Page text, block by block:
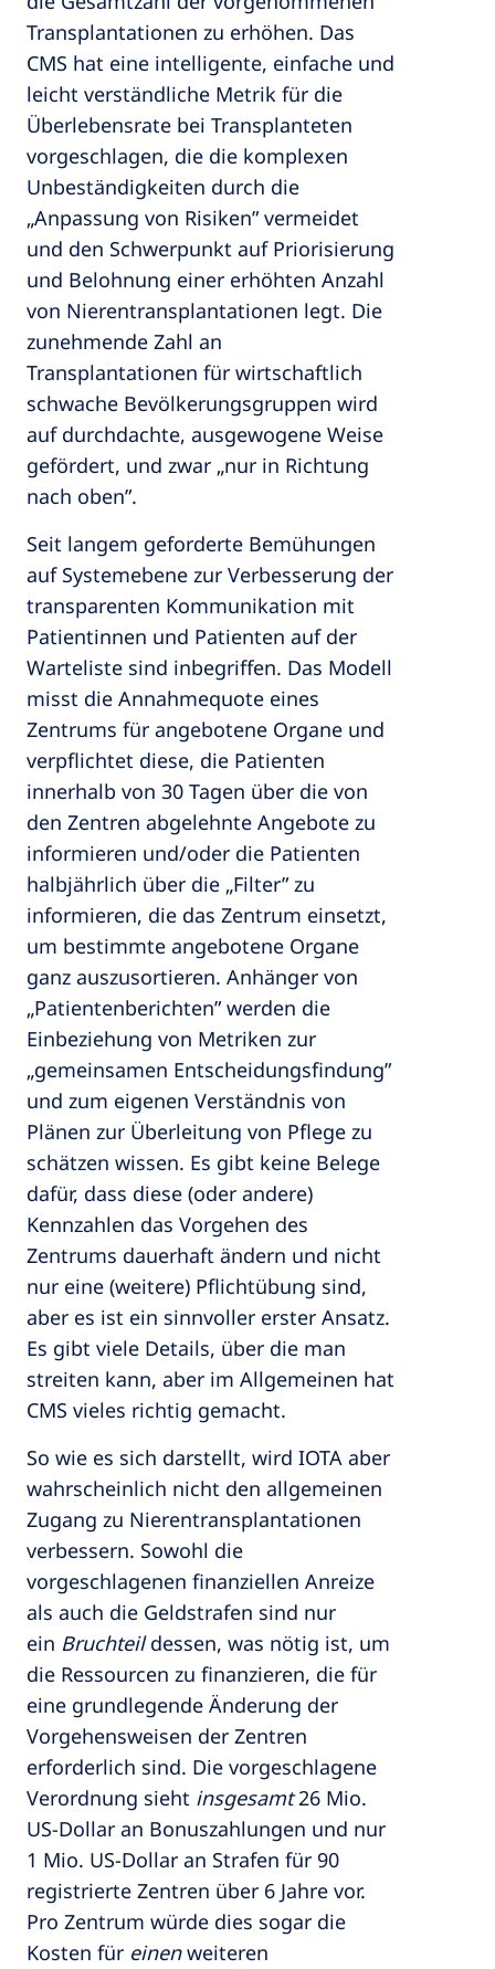
Transplantationen zu erhöhen. Das
CMS hat eine intelligente, einfache und
leicht verständliche Metrik für die
Überlebensrate bei Transplanteten
vorgeschlagen, die die komplexen
Unbeständigkeiten durch die
„Anpassung von Risiken” vermeidet
und den Schwerpunkt auf Priorisierung
und Belohnung einer erhöhten Anzahl
von Nierentransplantationen legt. Die
zunehmende Zahl an
Transplantationen für wirtschaftlich
schwache Bevölkerungsgruppen wird
auf durchdachte, ausgewogene Weise
gefördert, und zwar „nur in Richtung
nach oben”.
Seit langem geforderte Bemühungen
auf Systemebene zur Verbesserung der
transparenten Kommunikation mit
Patientinnen und Patienten auf der
Warteliste sind inbegriffen. Das Modell
misst die Annahmequote eines
Zentrums für angebotene Organe und
verpflichtet diese, die Patienten
innerhalb von 30 Tagen über die von
den Zentren abgelehnte Angebote zu
informieren und/oder die Patienten
halbjährlich über die „Filter” zu
informieren, die das Zentrum einsetzt,
um bestimmte angebotene Organe
ganz auszusortieren. Anhänger von
„Patientenberichten” werden die
Einbeziehung von Metriken zur
„gemeinsamen Entscheidungsfindung”
und zum eigenen Verständnis von
Plänen zur Überleitung von Pflege zu
schätzen wissen. Es gibt keine Belege
dafür, dass diese (oder andere)
Kennzahlen das Vorgehen des
Zentrums dauerhaft ändern und nicht
nur eine (weitere) Pflichtübung sind,
aber es ist ein sinnvoller erster Ansatz.
Es gibt viele Details, über die man
streiten kann, aber im Allgemeinen hat
CMS vieles richtig gemacht.
So wie es sich darstellt, wird IOTA aber
wahrscheinlich nicht den allgemeinen
Zugang zu Nierentransplantationen
verbessern. Sowohl die
vorgeschlagenen finanziellen Anreize
als auch die Geldstrafen sind nur
ein Bruchteildessen, was nötig ist, um
die Ressourcen zu finanzieren, die für
eine grundlegende Änderung der
Vorgehensweisen der Zentren
erforderlich sind. Die vorgeschlagene
Verordnung sieht insgesamt26 Mio.
US-Dollar an Bonuszahlungen und nur
1 Mio. US-Dollar an Strafen für 90
registrierte Zentren über 6 Jahre vor.
Pro Zentrum würde dies sogar die
Kosten für einenweiteren